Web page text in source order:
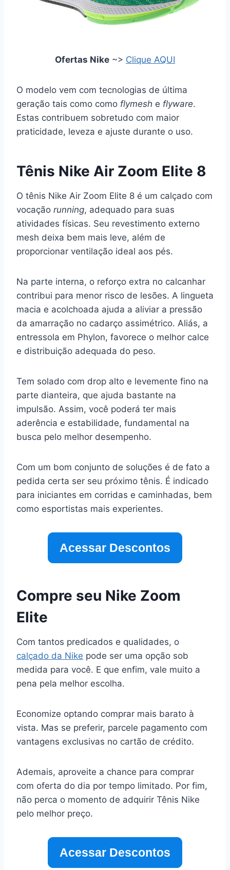
Ofertas Nike ~> Clique AQUI
O modelo vem com tecnologias de última
geração tais como como flymesh e flyware.
Estas contribuem sobretudo com maior
praticidade, leveza e ajuste durante o uso.
Tênis Nike Air Zoom Elite 8
O tênis Nike Air Zoom Elite 8 é um calçado com
vocação running, adequado para suas
atividades físicas. Seu revestimento externo
mesh deixa bem mais leve, além de
proporcionar ventilação ideal aos pés.
Na parte interna, o reforço extra no calcanhar
contribui para menor risco de lesões. A lingueta
macia e acolchoada ajuda a aliviar a pressão
da amarração no cadarço assimétrico. Aliás, a
entressola em Phylon, favorece o melhor calce
e distribuição adequada do peso.
Tem solado com drop alto e levemente fino na
parte dianteira, que ajuda bastante na
impulsão. Assim, você poderá ter mais
aderência e estabilidade, fundamental na
busca pelo melhor desempenho.
Com um bom conjunto de soluções é de fato a
pedida certa ser seu próximo tênis. É indicado
para iniciantes em corridas e caminhadas, bem
como esportistas mais experientes.
Acessar Descontos
Compre seu Nike Zoom
Elite
Com tantos predicados e qualidades, o
calçado da Nike pode ser uma opção sob
medida para você. E que enfim, vale muito a
pena pela melhor escolha.
Economize optando comprar mais barato à
vista. Mas se preferir, parcele pagamento com
vantagens exclusivas no cartão de crédito.
Ademais, aproveite a chance para comprar
com oferta do dia por tempo limitado. Por fim,
não perca o momento de adquirir Tênis Nike
pelo melhor preço.
Acessar Descontos